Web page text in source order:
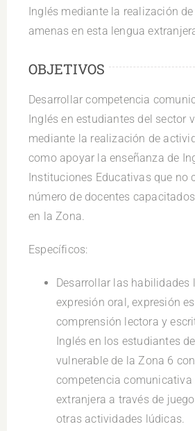
Inglés mediante la realización
amenas en esta lengua
OBJETIVOS
Desarrollar competencia
Inglés en estudiantes del sector
mediante la realización de
como apoyar la enseñanza de
Instituciones Educativas que no
número de docentes
en la Zona.
Específicos:
Desarrollar las habilidades
expresión oral, expresión
comprensión lectora y
Inglés en los estudiantes
vulnerable de la Zona 6
competencia comunicativa
extranjera a través de
otras actividades lúdicas.